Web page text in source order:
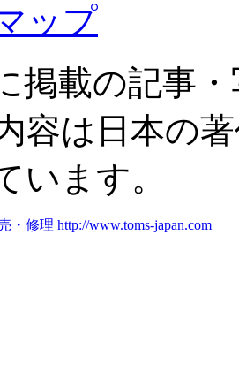
ップ
掲載の記事
容は日本の
います。
・修理 http://www.toms-japan.com